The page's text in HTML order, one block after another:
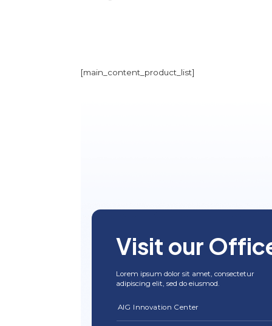
[main_content_product_list]
Visit our
Lorem ipsum dolor sit amet, consectetur
adipiscing elit, sed do eiusmod.
AIG Innovation Center